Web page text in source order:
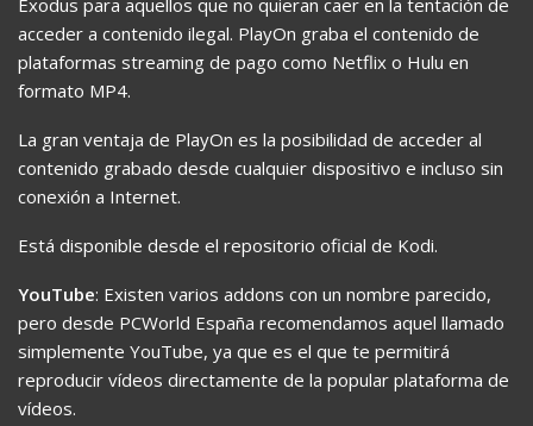
acceder a contenido ilegal. PlayOn graba el contenido de
plataformas streaming de pago como Netflix o Hulu en
formato MP4.
La gran ventaja de PlayOn es la posibilidad de acceder al
contenido grabado desde cualquier dispositivo e incluso sin
conexión a Internet.
Está disponible desde el repositorio oficial de Kodi.
YouTube: Existen varios addons con un nombre parecido,
pero desde PCWorld España recomendamos aquel llamado
simplemente YouTube, ya que es el que te permitirá
reproducir vídeos directamente de la popular plataforma de
vídeos.